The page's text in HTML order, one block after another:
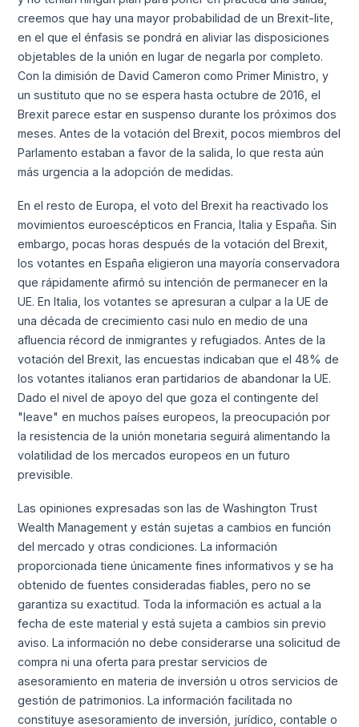
creemos que hay una mayor probabilidad de un Brexit-lite,
en el que el énfasis se pondrá en aliviar las disposiciones
objetables de la unión en lugar de negarla por completo.
Con la dimisión de David Cameron como Primer Ministro, y
un sustituto que no se espera hasta octubre de 2016, el
Brexit parece estar en suspenso durante los próximos dos
meses. Antes de la votación del Brexit, pocos miembros del
Parlamento estaban a favor de la salida, lo que resta aún
más urgencia a la adopción de medidas.
En el resto de Europa, el voto del Brexit ha reactivado los
movimientos euroescépticos en Francia, Italia y España. Sin
embargo, pocas horas después de la votación del Brexit,
los votantes en España eligieron una mayoría conservadora
que rápidamente afirmó su intención de permanecer en la
UE. En Italia, los votantes se apresuran a culpar a la UE de
una década de crecimiento casi nulo en medio de una
afluencia récord de inmigrantes y refugiados. Antes de la
votación del Brexit, las encuestas indicaban que el 48% de
los votantes italianos eran partidarios de abandonar la UE.
Dado el nivel de apoyo del que goza el contingente del
"leave" en muchos países europeos, la preocupación por
la resistencia de la unión monetaria seguirá alimentando la
volatilidad de los mercados europeos en un futuro
previsible.
Las opiniones expresadas son las de Washington Trust
Wealth Management y están sujetas a cambios en función
del mercado y otras condiciones. La información
proporcionada tiene únicamente fines informativos y se ha
obtenido de fuentes consideradas fiables, pero no se
garantiza su exactitud. Toda la información es actual a la
fecha de este material y está sujeta a cambios sin previo
aviso. La información no debe considerarse una solicitud de
compra ni una oferta para prestar servicios de
asesoramiento en materia de inversión u otros servicios de
gestión de patrimonios. La información facilitada no
constituye asesoramiento de inversión, jurídico, contable o